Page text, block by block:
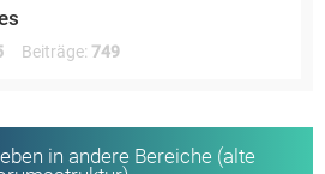
Beiträge: 749
in andere Bereiche (alte